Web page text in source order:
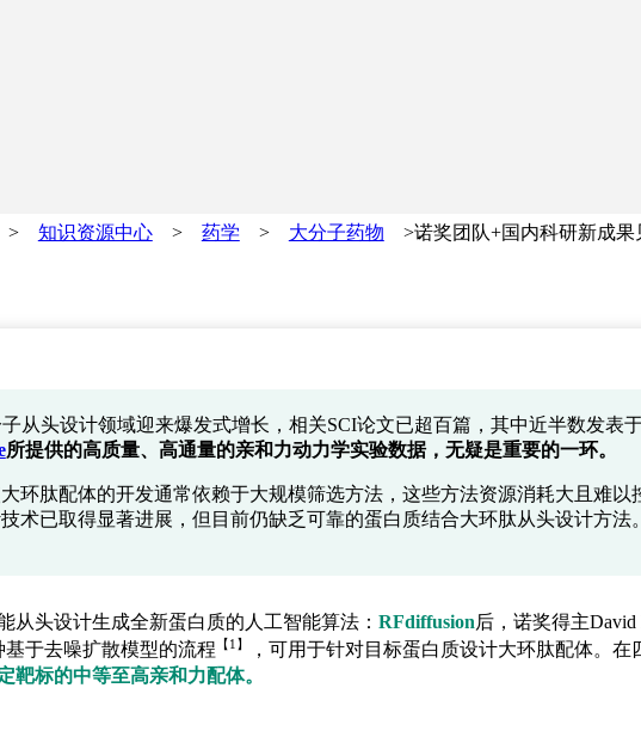
知识资源中心> 药学 > 大分子药物 >诺奖团队+国内科研新成果
从头设计领域迎来爆发式增长，相关SCI论文已超百篇，其中近半数发表于
所提供的高质量、高通量的亲和力动力学实验数据，无疑是重要的一环。
环肽配体的开发通常依赖于大规模筛选方法，这些方法资源消耗大且难
术已取得显著进展，但目前仍缺乏可靠的蛋白质结合大环肽从头设计方法。
从头设计生成全新蛋白质的人工智能算法： RFdiffusion后，诺奖得主David
于去噪扩散模型的流程 【1】
，可用于针对目标蛋白质设计大环肽配体。
靶标的中等至高亲和力配体。